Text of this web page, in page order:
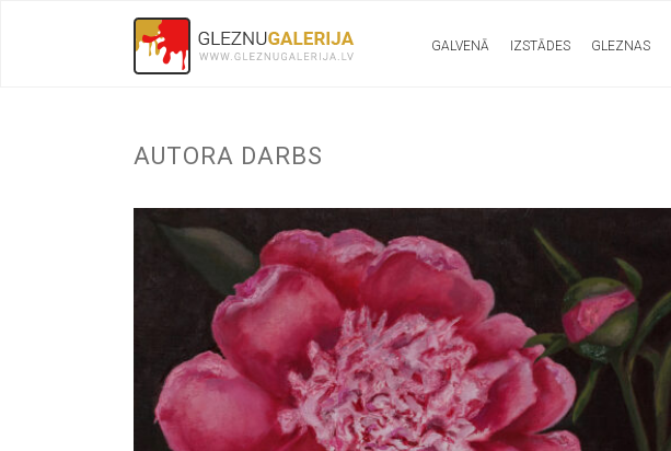
GALVENĀ IZSTĀDES GLEZNAS
AUTORA DARBS